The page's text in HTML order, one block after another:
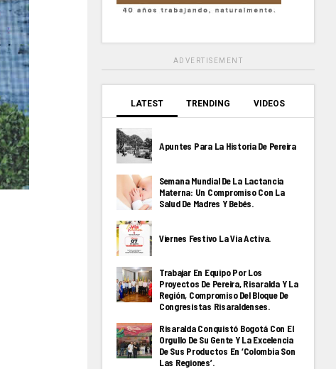
ADVERTISEMENT
LATEST TRENDING VIDEOS
Apuntes Para La Historia De Pereira
Semana Mundial De La Lactancia
Materna: Un Compromiso Con La
Salud De Madres Y Bebés.
Viernes Festivo La Via Activa.
Trabajar En Equipo Por Los
Proyectos De Pereira, Risaralda Y La
Región, Compromiso Del Bloque De
Congresistas Risaraldenses.
Risaralda Conquistó Bogotá Con El
Orgullo De Su Gente Y La Excelencia
De Sus Productos En ‘Colombia Son
Las Regiones’.